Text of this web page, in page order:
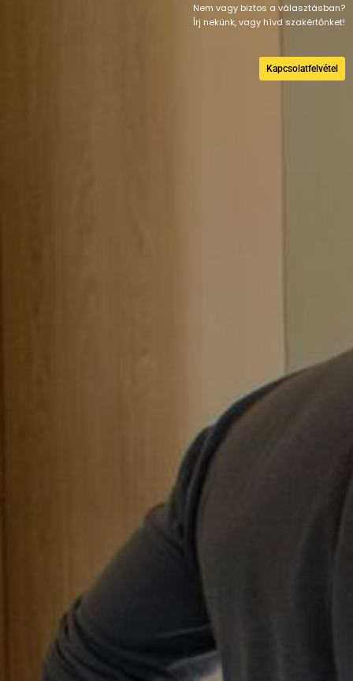
Nem vagy biztos a választásban?
Írj nekünk, vagy hívd szakértőnket!
Kapcsolatfelvétel